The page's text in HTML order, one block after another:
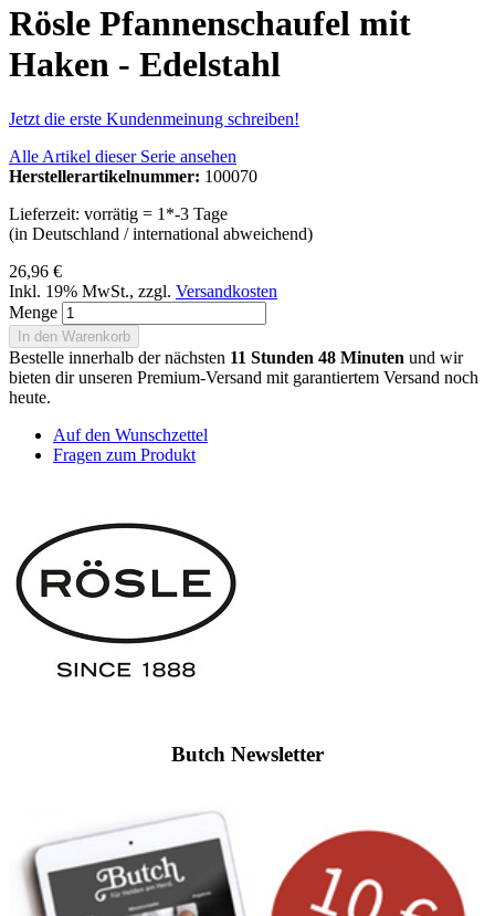
Rösle Pfannenschaufel mit
Haken - Edelstahl
Jetzt die erste Kundenmeinung schreiben!
Alle Artikel dieser Serie ansehen
Herstellerartikelnummer: 100070
Lieferzeit: vorrätig = 1*-3 Tage
(in Deutschland / international abweichend)
26,96 €
Inkl. 19% MwSt., zzgl. Versandkosten
Menge
In den Warenkorb
Bestelle innerhalb der nächsten 11 Stunden 48 Minuten und wir
bieten dir unseren Premium-Versand mit garantiertem Versand noch
heute.
Auf den Wunschzettel
Fragen zum Produkt
Butch Newsletter